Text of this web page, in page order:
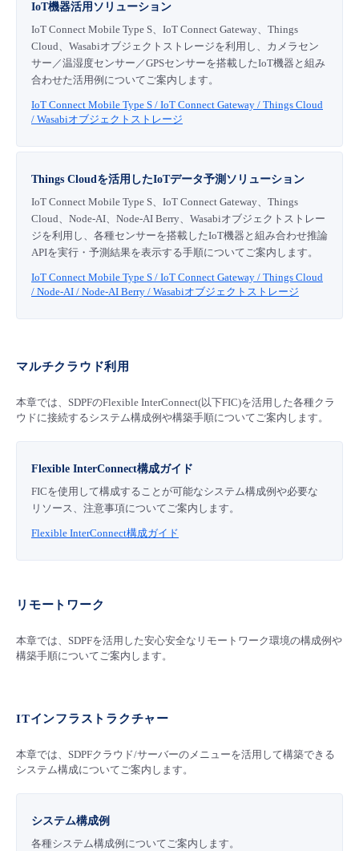
IoT機器活用ソリューション
IoT Connect Mobile Type S、IoT Connect Gateway、Things
Cloud、Wasabiオブジェクトストレージを利用し、カメラセン
サー／温湿度センサー／GPSセンサーを搭載したIoT機器と組み
合わせた活用例についてご案内します。
IoT Connect Mobile Type S / IoT Connect Gateway / Things Cloud
/ Wasabiオブジェクトストレージ
Things Cloudを活用したIoTデータ予測ソリューション
IoT Connect Mobile Type S、IoT Connect Gateway、Things
Cloud、Node-AI、Node-AI Berry、Wasabiオブジェクトストレー
ジを利用し、各種センサーを搭載したIoT機器と組み合わせ推論
APIを実行・予測結果を表示する手順についてご案内します。
IoT Connect Mobile Type S / IoT Connect Gateway / Things Cloud
/ Node-AI / Node-AI Berry / Wasabiオブジェクトストレージ
マルチクラウド利用
本章では、SDPFのFlexible InterConnect(以下FIC)を活用した各種クラ
ウドに接続するシステム構成例や構築手順についてご案内します。
Flexible InterConnect構成ガイド
FICを使用して構成することが可能なシステム構成例や必要な
リソース、注意事項についてご案内します。
Flexible InterConnect構成ガイド
リモートワーク
本章では、SDPFを活用した安心安全なリモートワーク環境の構成例や
構築手順についてご案内します。
ITインフラストラクチャー
本章では、SDPFクラウド/サーバーのメニューを活用して構築できる
システム構成についてご案内します。
システム構成例
各種システム構成例についてご案内します。